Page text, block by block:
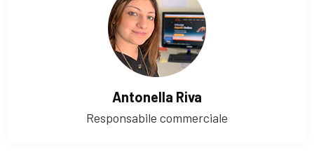
Antonella Riva
Responsabile commerciale